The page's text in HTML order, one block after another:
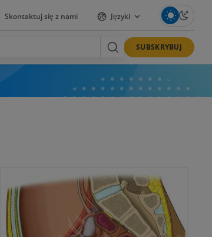
Skontaktuj się z nami Języki
SUBSKRYBUJ